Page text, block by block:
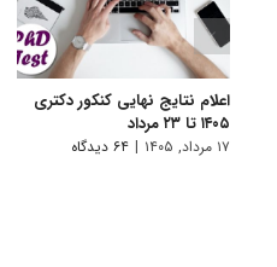
اعلام نتایج نهایی کنکور دکتری
۱۴۰۵ تا ۲۳ مرداد
۱۷ مرداد, ۱۴۰۵ | ۶۴ دیدگاه